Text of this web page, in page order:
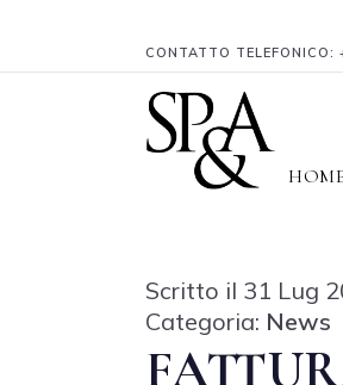
CONTATTO TELEFONICO:
Scritto il 31 Lug
Categoria: News